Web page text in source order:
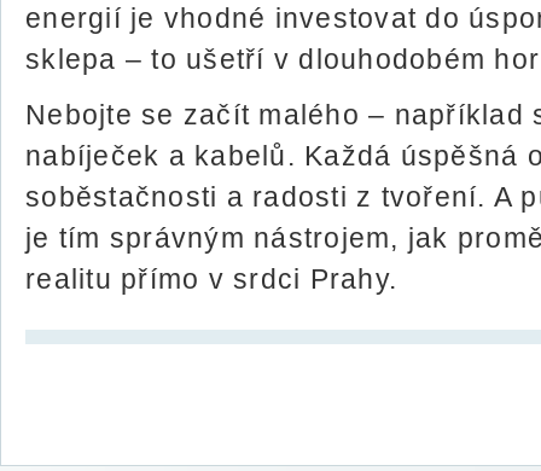
energií je vhodné investovat do
sklepa – to ušetří v dlouhodobém
Nebojte se začít malého – například
nabíječek a kabelů. Každá úspěšná
soběstačnosti a radosti z tvoření. A
je tím správným nástrojem, jak
realitu přímo v srdci Prahy.